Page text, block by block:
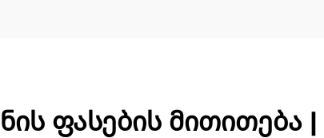
ფასების მითითება